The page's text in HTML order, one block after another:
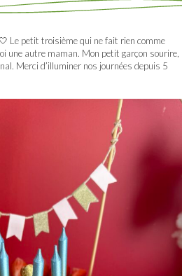
Le petit troisième qui ne fait rien comme
une autre maman. Mon petit garçon sourire,
Merci d’illuminer nos journées depuis 5